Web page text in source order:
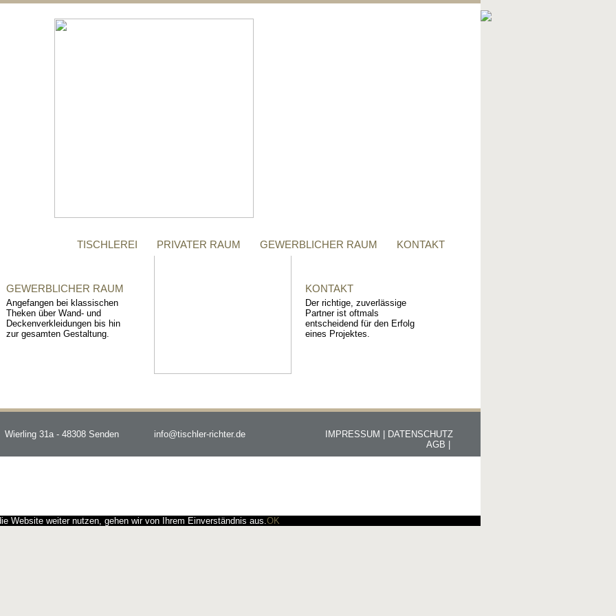
TISCHLEREI PRIVATER RAUM GEWERBLICHER RAUM KONTAKT
GEWERBLICHER RAUM
Angefangen bei klassischen
Theken über Wand- und
Deckenverkleidungen bis hin
zur gesamten Gestaltung.
KONTAKT
Der richtige, zuverlässige
Partner ist oftmals
entscheidend für den Erfolg
eines Projektes.
Wierling 31a - 48308 Senden info@tischler-richter.de DATENSCHUTZ
IMPRESSUM |
AGB |
Website weiter nutzen, gehen wir von Ihrem Einverständnis aus.OK